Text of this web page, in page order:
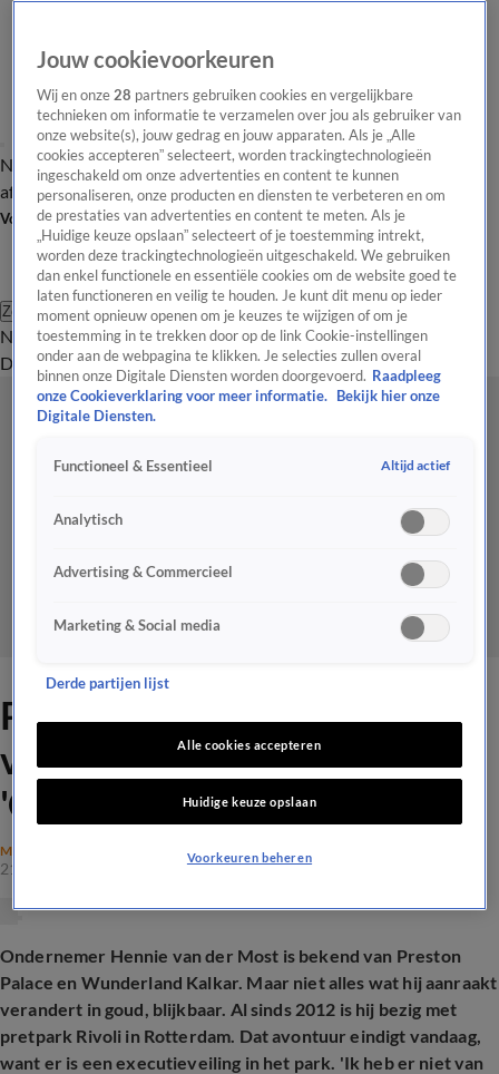
Nieuws van de DagOpinie van de Dag Onze categorieën Laatste
afleveringVideo's Nieuws van de Dag Podcast
Volg Nieuws van de Dag
Zoeken
Nieuws van de DagOpinie van de
Dag
Video'sUitzendingen PodcastPanelContact
Pretparkdroom van Hennie
van der Most spat uiteen:
'Gewoon klote'
MAATSCHAPPIJ
21 apr 2026, 19:37
Ondernemer Hennie van der Most is bekend van Preston
Palace en Wunderland Kalkar. Maar niet alles wat hij aanraakt
verandert in goud, blijkbaar. Al sinds 2012 is hij bezig met
pretpark Rivoli in Rotterdam. Dat avontuur eindigt vandaag,
want er is een executieveiling in het park. 'Ik heb er niet van
Jouw cookievoorkeuren
Wij en onze28 partners gebruiken cookies en vergelijkbare
technieken om informatie te verzamelen over jou als gebruiker van
onze website(s), jouw gedrag en jouw apparaten. Als je „Alle
cookies accepteren” selecteert, worden trackingtechnologieën
ingeschakeld om onze advertenties en content te kunnen
personaliseren, onze producten en diensten te verbeteren en om
de prestaties van advertenties en content te meten. Als je
„Huidige keuze opslaan” selecteert of je toestemming intrekt,
worden deze trackingtechnologieën uitgeschakeld. We gebruiken
dan enkel functionele en essentiële cookies om de website goed te
laten functioneren en veilig te houden. Je kunt dit menu op ieder
moment opnieuw openen om je keuzes te wijzigen of om je
toestemming in te trekken door op de link Cookie-instellingen
onder aan de webpagina te klikken. Je selecties zullen overal
binnen onze Digitale Diensten worden doorgevoerd. Raadpleeg
onze Cookieverklaring voor meer informatie.
Bekijk hier onze
Digitale Diensten.
Functioneel & Essentieel Altijd actief
Analytisch
Advertising & Commercieel
Marketing & Social media
Derde partijen lijst
Alle cookies accepteren
Huidige keuze opslaan
Voorkeuren beheren